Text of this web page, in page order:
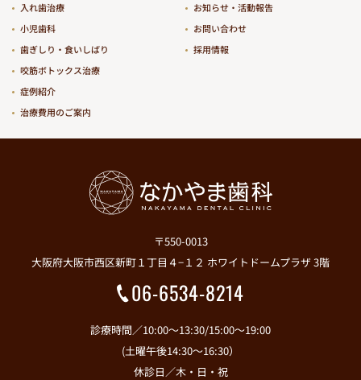
入れ歯治療
小児歯科
歯ぎしり・食いしばり
咬筋ボトックス治療
症例紹介
治療費用のご案内
お知らせ・活動報告
お問い合わせ
採用情報
〒550-0013
大阪府大阪市西区新町１丁目４−１２ ホワイトドームプラザ 3階
06-6534-8214
診療時間／10:00～13:30/15:00～19:00
(土曜午後14:30～16:30）
休診日／木・日・祝